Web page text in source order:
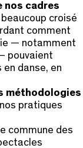
nos cadres
croisé
comment
— notamment
pouvaient
danse, en
méthodologies
pratiques
commune des